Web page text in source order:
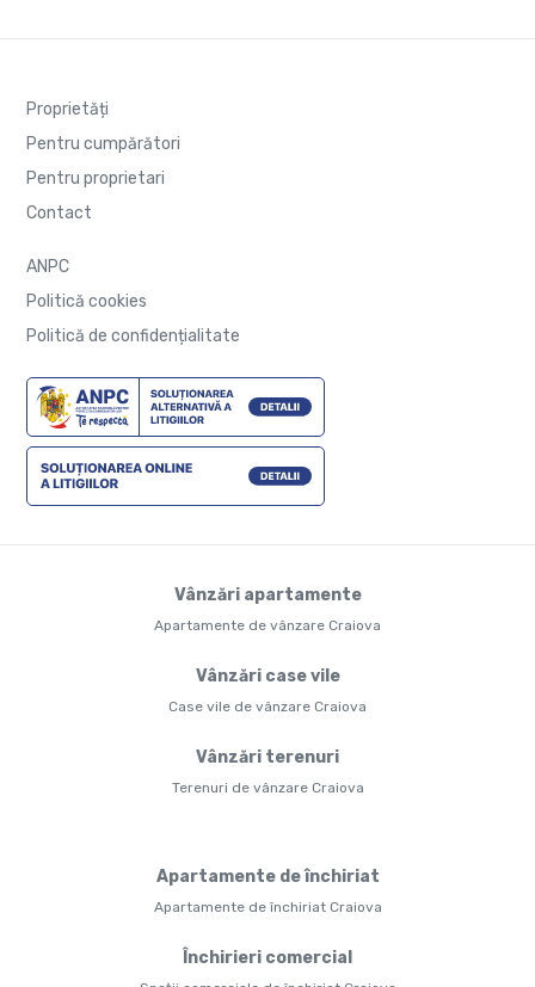
Proprietăți
Pentru cumpărători
Pentru proprietari
Contact
ANPC
Politică cookies
Politică de confidențialitate
Vânzări apartamente
Apartamente de vânzare Craiova
Vânzări case vile
Case vile de vânzare Craiova
Vânzări terenuri
Terenuri de vânzare Craiova
Apartamente de închiriat
Apartamente de închiriat Craiova
Închirieri comercial